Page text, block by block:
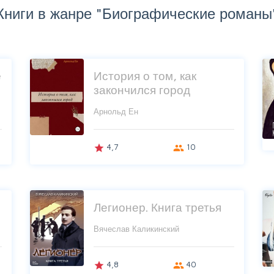
в жанре "Биографические
История о том, как
закончился город
Арнольд Ен
grade 4,7 group 10
Легионер. Книга третья
Вячеслав Каликинский
grade 4,8 group 40